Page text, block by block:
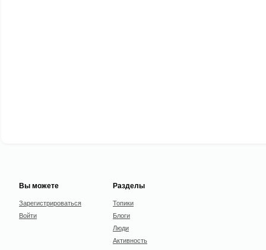
Вы можете
Зарегистрироваться
Войти
Разделы
Топики
Блоги
Люди
Активность